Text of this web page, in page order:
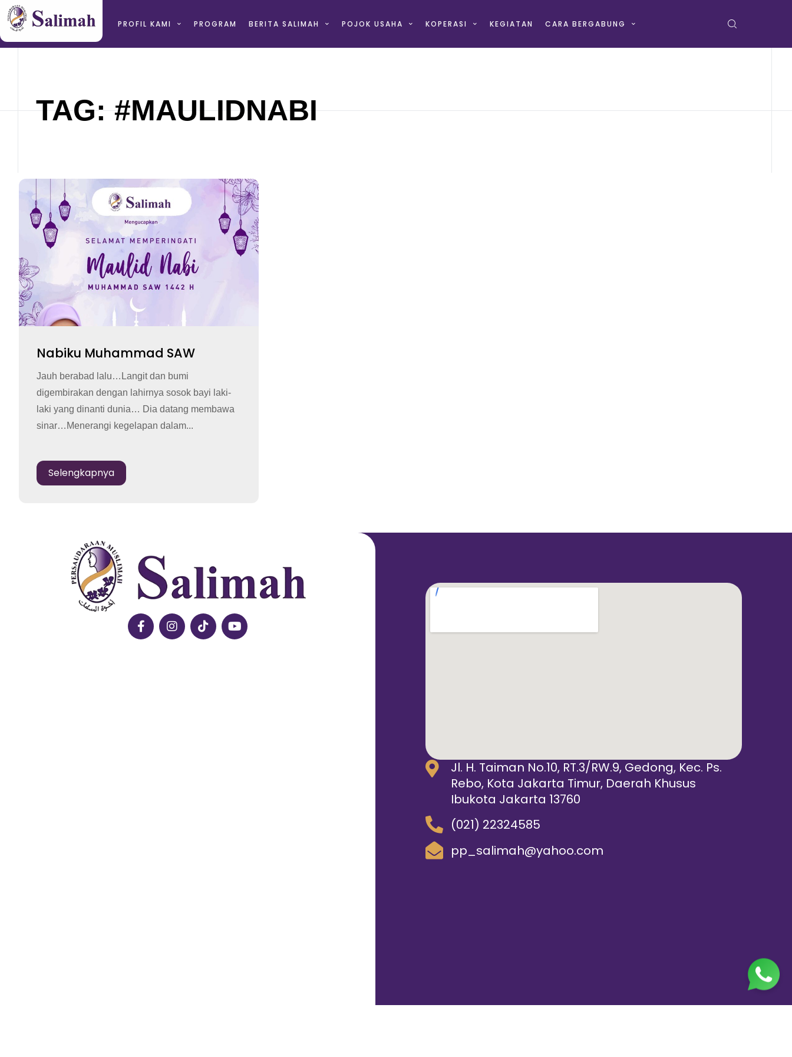
PROFIL KAMI PROGRAM BERITA SALIMAH POJOK USAHA KOPERASI KEGIATAN CARA BERGABUNG
TAG: #MAULIDNABI
Nabiku Muhammad SAW
Jauh berabad lalu…Langit dan bumi
digembirakan dengan lahirnya sosok bayi laki-
laki yang dinanti dunia… Dia datang membawa
sinar…Menerangi kegelapan dalam...
Selengkapnya
Jl. H. Taiman No.10, RT.3/RW.9, Gedong, Kec. Ps.
Rebo, Kota Jakarta Timur, Daerah Khusus
Ibukota Jakarta 13760
(021) 22324585
pp_salimah@yahoo.com